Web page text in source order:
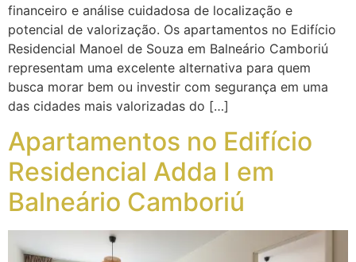
financeiro e análise cuidadosa de localização e
potencial de valorização. Os apartamentos no Edifício
Residencial Manoel de Souza em Balneário Camboriú
representam uma excelente alternativa para quem
busca morar bem ou investir com segurança em uma
das cidades mais valorizadas do […]
Apartamentos no Edifício
Residencial Adda I em
Balneário Camboriú